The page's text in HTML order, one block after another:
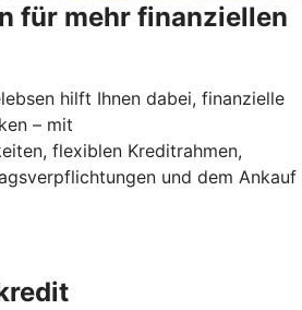
für mehr finanziellen
hilft Ihnen dabei, finanzielle
– mit
flexiblen Kreditrahmen,
und dem Ankauf